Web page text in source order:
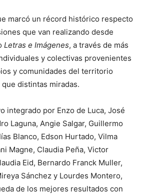
marcó un récord histórico respecto
que van realizando desde
Letras e Imágenes, a través de más
y colectivas provenientes
y comunidades del territorio
distintas miradas.
integrado por Enzo de Luca, José
Laguna, Angie Salgar, Guillermo
Blanco, Edson Hurtado, Vilma
Magne, Claudia Peña, Victor
Eid, Bernardo Franck Muller,
Sánchez y Lourdes Montero,
de los mejores resultados con